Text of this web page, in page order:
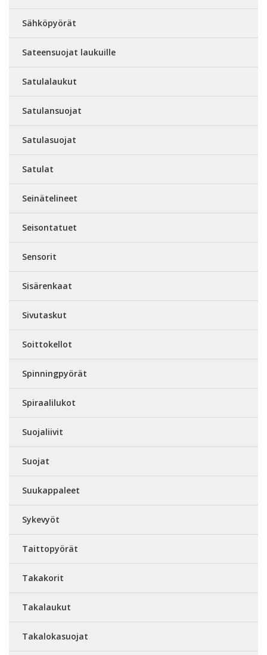
Sähköpyörät
Sateensuojat laukuille
Satulalaukut
Satulansuojat
Satulasuojat
Satulat
Seinätelineet
Seisontatuet
Sensorit
Sisärenkaat
Sivutaskut
Soittokellot
Spinningpyörät
Spiraalilukot
Suojaliivit
Suojat
Suukappaleet
Sykevyöt
Taittopyörät
Takakorit
Takalaukut
Takalokasuojat